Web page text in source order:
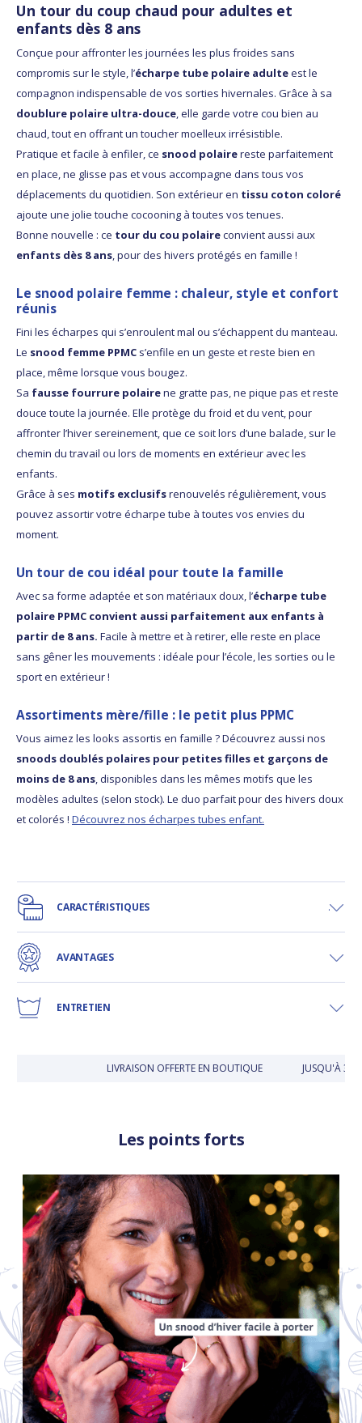
Un tour du coup chaud pour adultes et
enfants dès 8 ans
Conçue pour affronter les journées les plus froides sans
compromis sur le style, l’écharpe tube polaire adulteest le
compagnon indispensable de vos sorties hivernales. Grâce à sa
doublure polaire ultra-douce, elle garde votre cou bien au
chaud, tout en offrant un toucher moelleux irrésistible.
Pratique et facile à enfiler, ce snood polairereste parfaitement
en place, ne glisse pas et vous accompagne dans tous vos
déplacements du quotidien. Son extérieur en tissu coton coloré
ajoute une jolie touche cocooning à toutes vos tenues.
Bonne nouvelle : ce tour du cou polaireconvient aussi aux
enfants dès 8 ans, pour des hivers protégés en famille !
Le snood polaire femme : chaleur, style et confort
réunis
Fini les écharpes qui s’enroulent mal ou s’échappent du manteau.
Le snood femme PPMC s’enfile en un geste et reste bien en
place, même lorsque vous bougez.
Sa fausse fourrure polairene gratte pas, ne pique pas et reste
douce toute la journée. Elle protège du froid et du vent, pour
affronter l’hiver sereinement, que ce soit lors d’une balade, sur le
chemin du travail ou lors de moments en extérieur avec les
enfants.
Grâce à ses motifs exclusifsrenouvelés régulièrement, vous
pouvez assortir votre écharpe tube à toutes vos envies du
moment.
Un tour de cou idéal pour toute la famille
Avec sa forme adaptée et son matériaux doux, l’écharpe tube
polaire PPMC convient aussi parfaitement aux enfants à
partir de 8 ans. Facile à mettre et à retirer, elle reste en place
sans gêner les mouvements : idéale pour l’école, les sorties ou le
sport en extérieur !
Assortiments mère/fille : le petit plus PPMC
Vous aimez les looks assortis en famille ? Découvrez aussi nos
snoods doublés polaires pour petites filles et garçons de
moins de 8 ans, disponibles dans les mêmes motifs que les
modèles adultes (selon stock). Le duo parfait pour des hivers doux
et colorés ! Découvrez nos écharpes tubes enfant.
CARACTÉRISTIQUES
AVANTAGES
ENTRETIEN
LIVRAISON OFFERTE EN BOUTIQUE JUSQU'À 30
Les points forts